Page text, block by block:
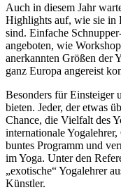
Auch in diesem Jahr
Highlights auf, wie sie in
sind. Einfache
angeboten, wie
anerkannten Größen der
ganz Europa angereist
Besonders für Einsteiger
bieten. Jeder, der etwas
Chance, die Vielfalt des
internationale
buntes Programm und
im Yoga. Unter den
„exotische“ Yogalehrer
Künstler.